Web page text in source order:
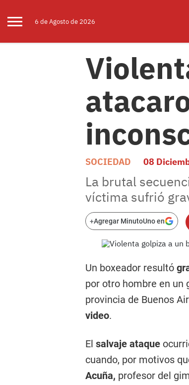
6 deAgostode 2026
SOCIEDAD 08
La brutal
víctima sufrió
+Agregar MinutoUno en
Un boxeador resultó
por otro hombre en un
provincia de Buenos
video.
El salvaje ataque
cuando, por motivos
Acuña, profesor del